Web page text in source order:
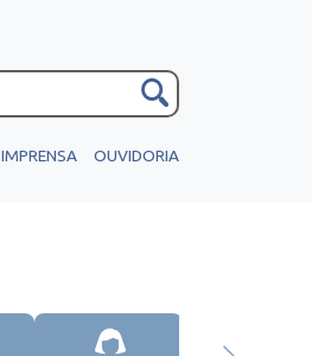
IMPRENSA OUVIDORIA